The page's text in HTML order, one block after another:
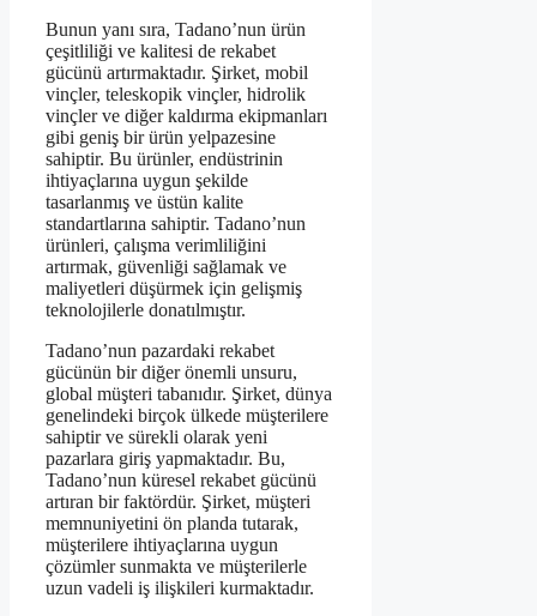
Bunun yanı sıra, Tadano’nun ürün
çeşitliliği ve kalitesi de rekabet
gücünü artırmaktadır. Şirket, mobil
vinçler, teleskopik vinçler, hidrolik
vinçler ve diğer kaldırma ekipmanları
gibi geniş bir ürün yelpazesine
sahiptir. Bu ürünler, endüstrinin
ihtiyaçlarına uygun şekilde
tasarlanmış ve üstün kalite
standartlarına sahiptir. Tadano’nun
ürünleri, çalışma verimliliğini
artırmak, güvenliği sağlamak ve
maliyetleri düşürmek için gelişmiş
teknolojilerle donatılmıştır.
Tadano’nun pazardaki rekabet
gücünün bir diğer önemli unsuru,
global müşteri tabanıdır. Şirket, dünya
genelindeki birçok ülkede müşterilere
sahiptir ve sürekli olarak yeni
pazarlara giriş yapmaktadır. Bu,
Tadano’nun küresel rekabet gücünü
artıran bir faktördür. Şirket, müşteri
memnuniyetini ön planda tutarak,
müşterilere ihtiyaçlarına uygun
çözümler sunmakta ve müşterilerle
uzun vadeli iş ilişkileri kurmaktadır.